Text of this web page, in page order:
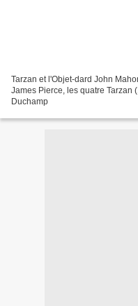
Tarzan et l'Objet-dard John
James Pierce, les quatre Tarzan
Duchamp